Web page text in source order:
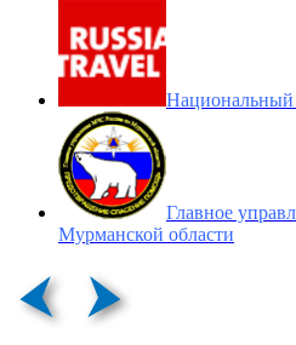
Национальный
Главное
Мурманской области